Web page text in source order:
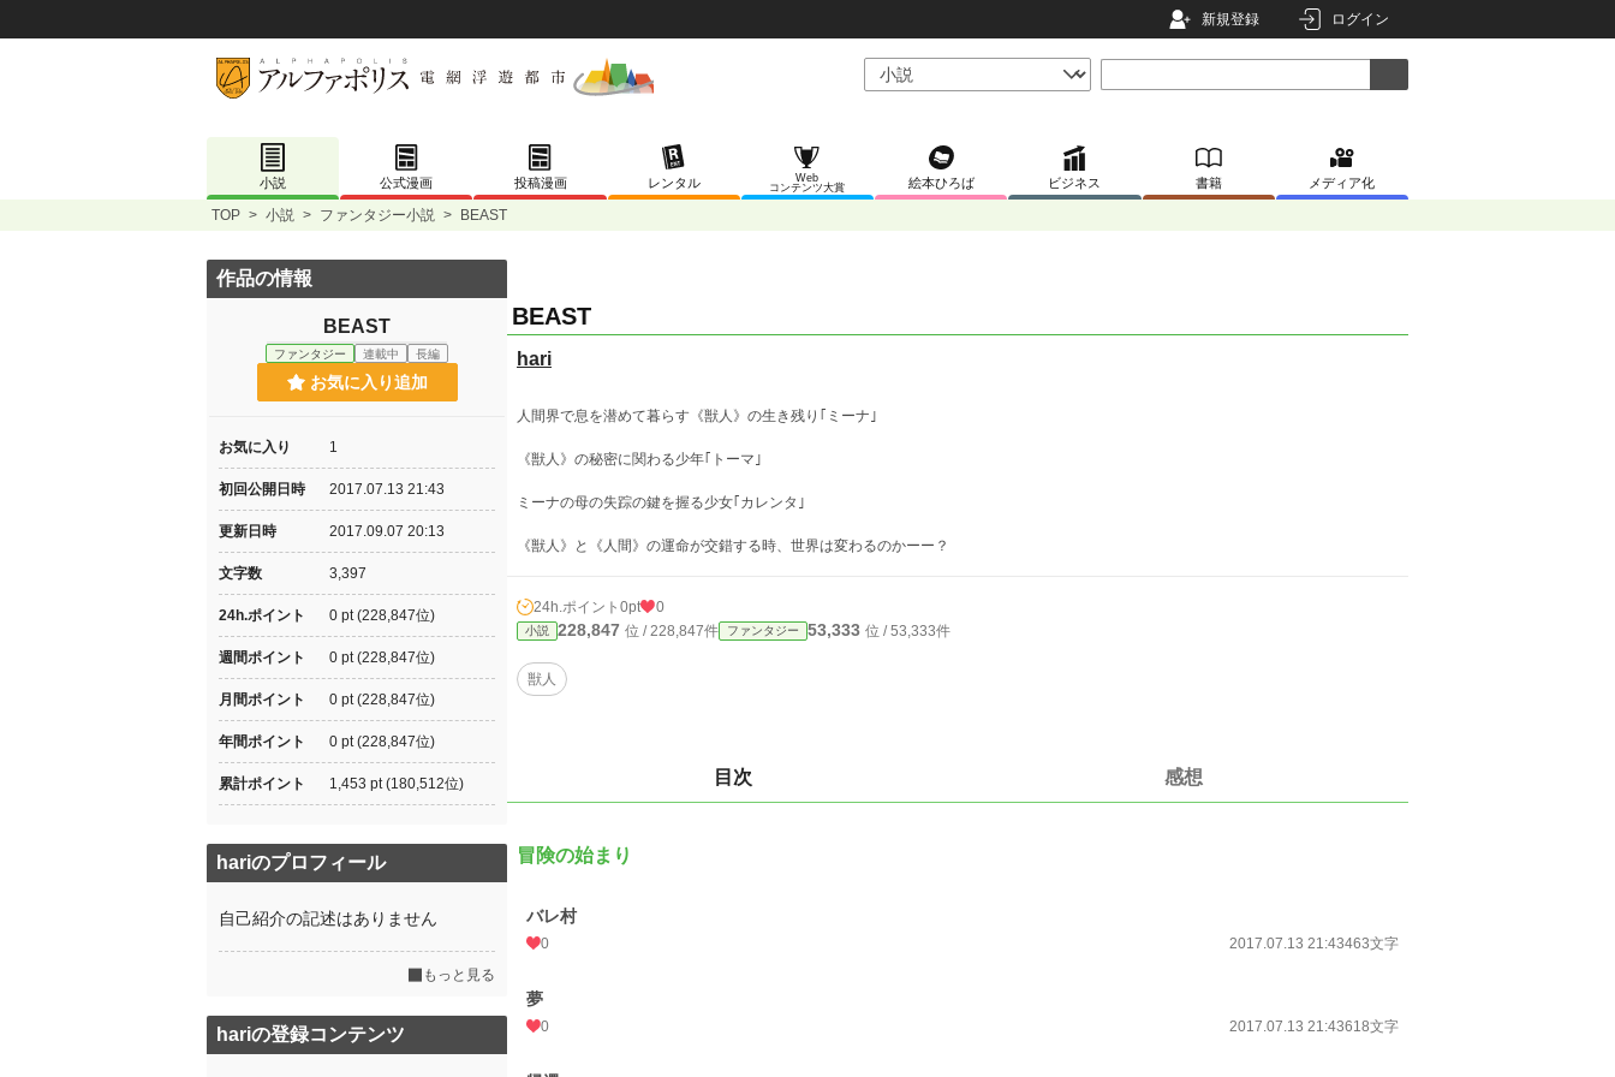
新規登録 ログイン
小説 公式漫画 投稿漫画 レンタル
Web
コンテンツ大賞
絵本ひろば ビジネス 書籍 メディア化
TOP > 小説 > ファンタジー小説 > BEAST
BEAST
hari
人間界で息を潜めて暮らす《獣人》の生き残り｢ミーナ｣
《獣人》の秘密に関わる少年｢トーマ｣
ミーナの母の失踪の鍵を握る少女｢カレンタ｣
《獣人》と《人間》の運命が交錯する時、世界は変わるのかーー？
24h.ポイント 0pt 0
小説 228,847 位 / 228,847件 ファンタジー 53,333 位 / 53,333件
獣人
目次 感想
冒険の始まり
バレ村
0 2017.07.13 21:43463文字
夢
0 2017.07.13 21:43618文字
作品の情報
BEAST
ファンタジー 連載中 長編
お気に入り追加
お気に入り 1
初回公開日時 2017.07.13 21:43
更新日時 2017.09.07 20:13
文字数 3,397
24h.ポイント 0 pt (228,847位)
週間ポイント 0 pt (228,847位)
月間ポイント 0 pt (228,847位)
年間ポイント 0 pt (228,847位)
累計ポイント 1,453 pt (180,512位)
hariのプロフィール
自己紹介の記述はありません
もっと見る
hariの登録コンテンツ